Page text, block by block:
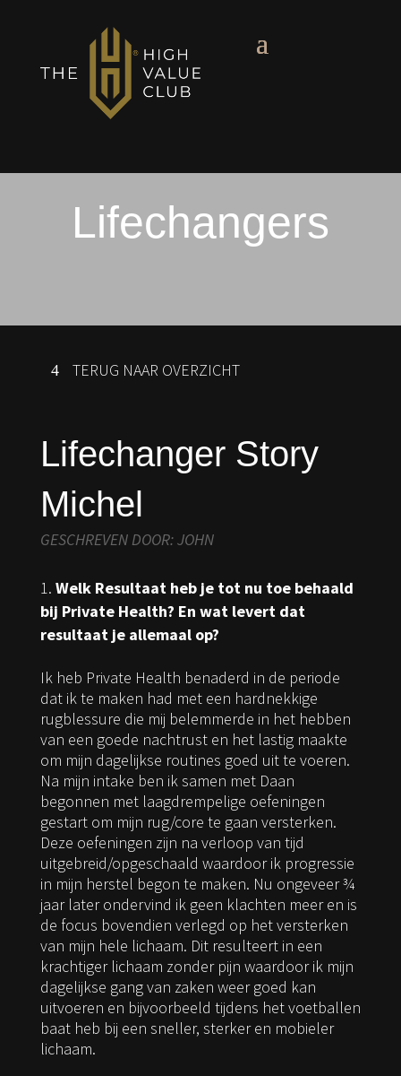
Lifechangers
TERUG NAAR OVERZICHT
Lifechanger Story
Michel
GESCHREVEN DOOR: JOHN
Welk Resultaat heb je tot nu toe behaald
bij Private Health? En wat levert dat
resultaat je allemaal op?
Ik heb Private Health benaderd in de periode
dat ik te maken had met een hardnekkige
rugblessure die mij belemmerde in het hebben
van een goede nachtrust en het lastig maakte
om mijn dagelijkse routines goed uit te voeren.
Na mijn intake ben ik samen met Daan
begonnen met laagdrempelige oefeningen
gestart om mijn rug/core te gaan versterken.
Deze oefeningen zijn na verloop van tijd
uitgebreid/opgeschaald waardoor ik progressie
in mijn herstel begon te maken. Nu ongeveer ¾
jaar later ondervind ik geen klachten meer en is
de focus bovendien verlegd op het versterken
van mijn hele lichaam. Dit resulteert in een
krachtiger lichaam zonder pijn waardoor ik mijn
dagelijkse gang van zaken weer goed kan
uitvoeren en bijvoorbeeld tijdens het voetballen
baat heb bij een sneller, sterker en mobieler
lichaam.